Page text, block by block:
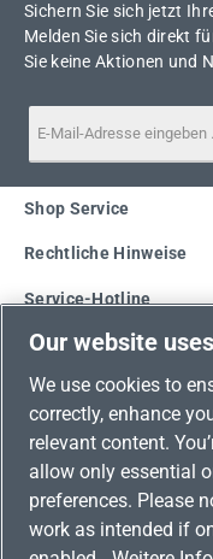
Sichern Sie sich jetzt
Melden Sie sich direkt
Sie keine Aktionen und
Service-Hotline
Shop Service
Rechtliche Hinweise
Unsere Vorteile
Versandarten
Zahlungsarten
Adresse
Umweltschutz &
Our website
We use cookies to
correctly, enhance
relevant content.
allow only essential
preferences. Please
work as intended if